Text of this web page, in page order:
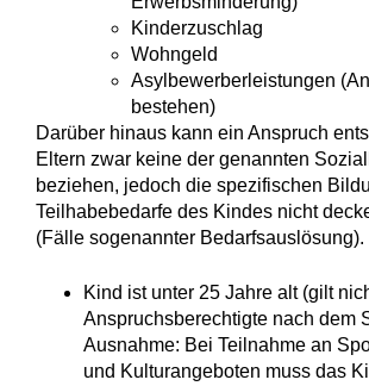
Kinderzuschlag
Wohngeld
Asylbewerberleistungen
bestehen)
Darüber hinaus kann ein Anspruch
Eltern zwar keine der genannten
beziehen, jedoch die spezifischen
Teilhabebedarfe des Kindes nicht
(Fälle sogenannter Bedarfsauslösung).
Kind ist unter 25 Jahre alt (gilt
Anspruchsberechtigte nach dem
Ausnahme: Bei Teilnahme an
und Kulturangeboten muss das